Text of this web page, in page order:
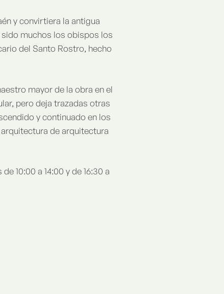
y convirtiera la antigua
sido muchos los obispos los
del Santo Rostro, hecho
mayor de la obra en el
pero deja trazadas otras
y continuado en los
de arquitectura
10:00 a 14:00 y de 16:30 a